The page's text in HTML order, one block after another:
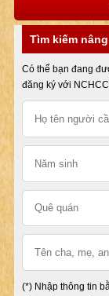
Tìm kiếm
Có thể bạn đang
đăng ký với
(*) Nhập thông tin